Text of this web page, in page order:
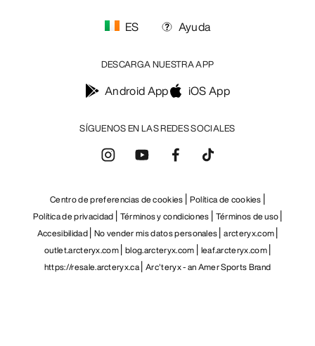
SÍGUENOS EN LAS REDES SOCIALES
ES Ayuda
DESCARGA NUESTRA APP
Android App iOS App
Centro de preferencias de cookies Política de cookies
Política de privacidad Términos y condiciones Términos de uso
Accesibilidad No vender mis datos personales arcteryx.com
outlet.arcteryx.com blog.arcteryx.com leaf.arcteryx.com
https://resale.arcteryx.ca Arc'teryx - an Amer Sports Brand